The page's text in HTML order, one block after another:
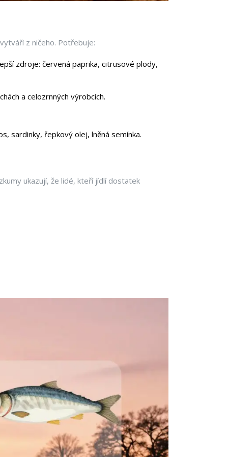
z ničeho. Potřebuje:
zdroje: červená paprika, citrusové plody,
a celozrnných výrobcích.
sardinky, řepkový olej, lněná semínka.
ukazují, že lidé, kteří jídlí dostatek